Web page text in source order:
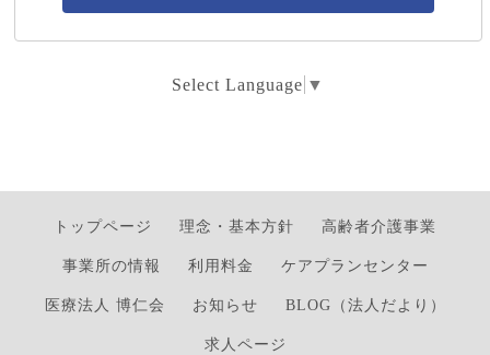
Select Language ▼
トップページ 理念・基本方針 高齢者介護事業
事業所の情報 利用料金 ケアプランセンター
医療法人 博仁会 お知らせ BLOG（法人だより）
求人ページ